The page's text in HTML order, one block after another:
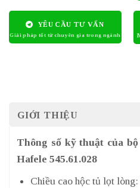
YÊU CẦU TƯ VẤN
GIỚI THIỆU
Thông số kỹ thuật của
Hafele 545.61.028
Chiều cao hộc tủ lọt